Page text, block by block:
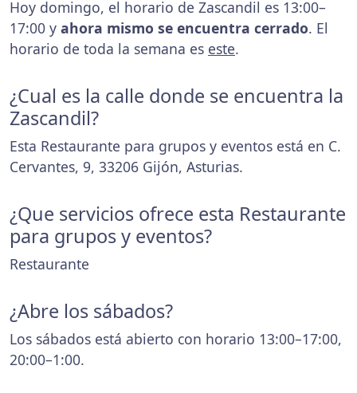
Hoy domingo, el horario de Zascandil es 13:00–
17:00 y ahora mismo se encuentra cerrado. El
horario de toda la semana es este.
¿Cual es la calle donde se encuentra la
Zascandil?
Esta Restaurante para grupos y eventos está en C.
Cervantes, 9, 33206 Gijón, Asturias.
¿Que servicios ofrece esta Restaurante
para grupos y eventos?
Restaurante
¿Abre los sábados?
Los sábados está abierto con horario 13:00–17:00,
20:00–1:00.